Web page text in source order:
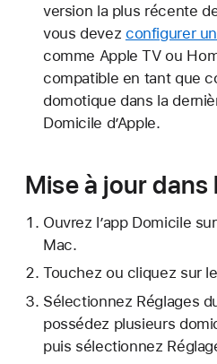
version la plus récente
vous devez configurer
comme Apple TV ou
compatible en tant que
domotique dans la
Domicile d’Apple.
Mise à jour dans
Ouvrez l’app Domicile
Mac.
Touchez ou cliquez sur
Sélectionnez Réglages
possédez plusieurs
puis sélectionnez